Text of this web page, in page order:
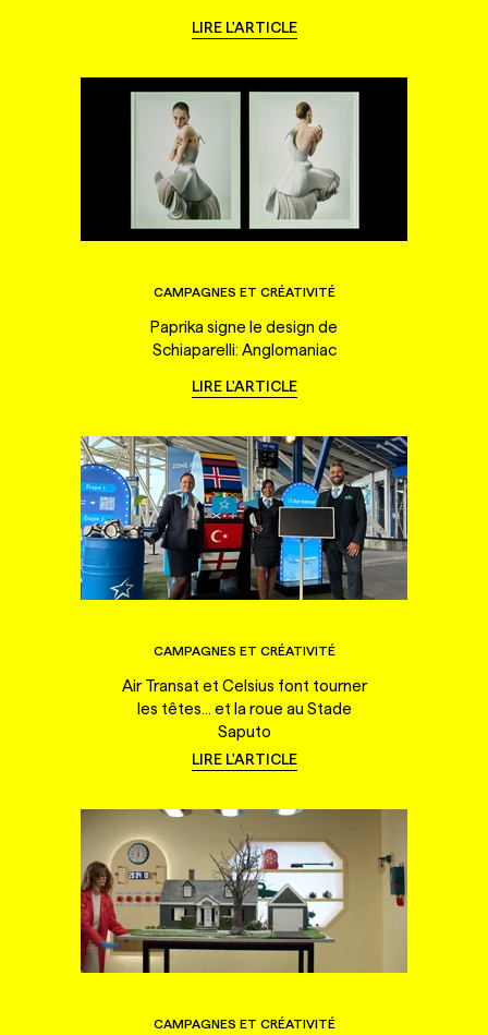
LIRE L'ARTICLE
CAMPAGNES ET CRÉATIVITÉ
Paprika signe le design de
Schiaparelli: Anglomaniac
LIRE L'ARTICLE
CAMPAGNES ET CRÉATIVITÉ
Air Transat et Celsius font tourner
les têtes... et la roue au Stade
Saputo
LIRE L'ARTICLE
CAMPAGNES ET CRÉATIVITÉ